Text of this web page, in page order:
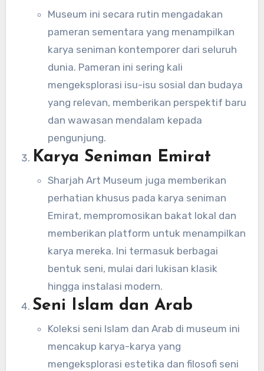
Museum ini secara rutin mengadakan
pameran sementara yang menampilkan
karya seniman kontemporer dari seluruh
dunia. Pameran ini sering kali
mengeksplorasi isu-isu sosial dan budaya
yang relevan, memberikan perspektif baru
dan wawasan mendalam kepada
pengunjung.
Karya Seniman Emirat
Sharjah Art Museum juga memberikan
perhatian khusus pada karya seniman
Emirat, mempromosikan bakat lokal dan
memberikan platform untuk menampilkan
karya mereka. Ini termasuk berbagai
bentuk seni, mulai dari lukisan klasik
hingga instalasi modern.
Seni Islam dan Arab
Koleksi seni Islam dan Arab di museum ini
mencakup karya-karya yang
mengeksplorasi estetika dan filosofi seni